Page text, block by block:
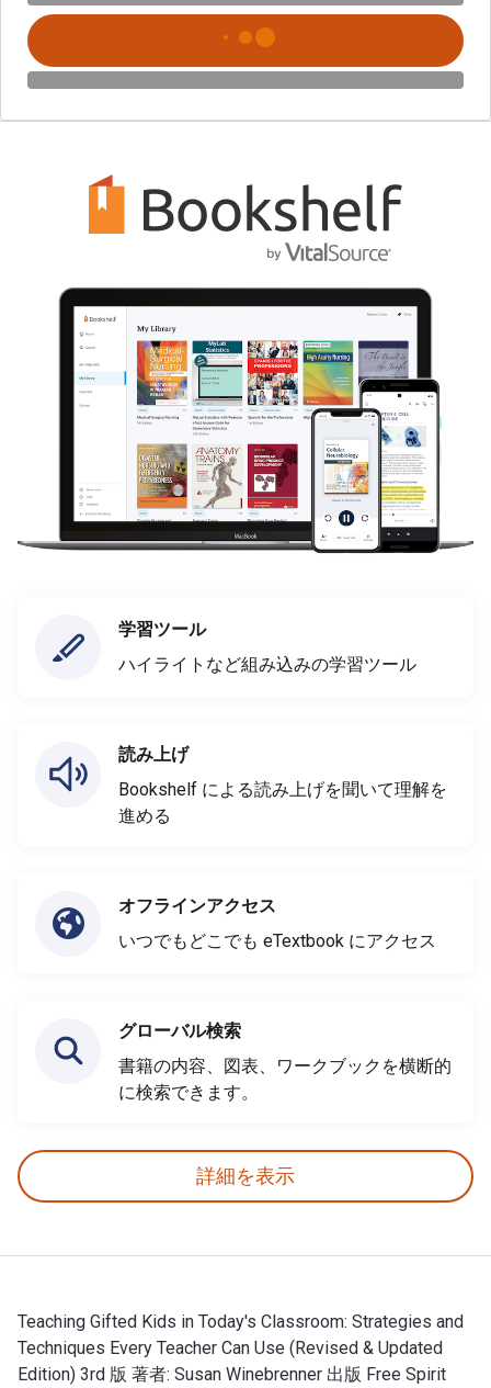
学習ツール
ハイライトなど組み込みの学習ツール
読み上げ
Bookshelf による読み上げを聞いて理解を
進める
オフラインアクセス
いつでもどこでも eTextbook にアクセス
グローバル検索
書籍の内容、図表、ワークブックを横断的
に検索できます。
詳細を表示
Teaching Gifted Kids in Today's Classroom: Strategies and
Techniques Every Teacher Can Use (Revised & Updated
Edition) 3rd 版 著者: Susan Winebrenner 出版 Free Spirit